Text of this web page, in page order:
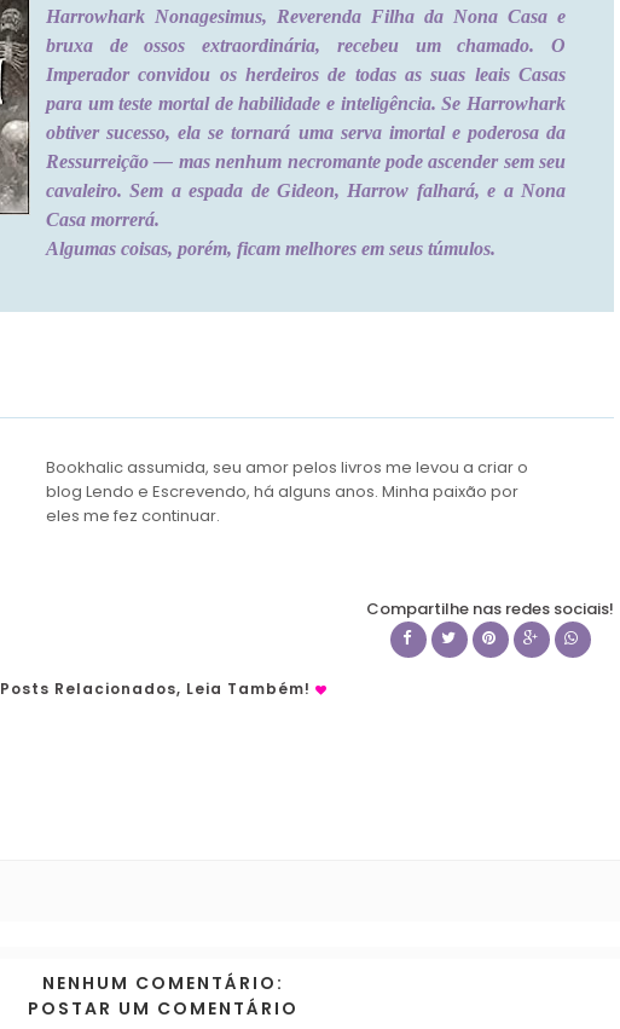
Harrowhark Nonagesimus, Reverenda Filha da Nona Casa e
bruxa de ossos extraordinária, recebeu um chamado. O
Imperador convidou os herdeiros de todas as suas leais Casas
para um teste mortal de habilidade e inteligência. Se Harrowhark
obtiver sucesso, ela se tornará uma serva imortal e poderosa da
Ressurreição ― mas nenhum necromante pode ascender sem seu
cavaleiro. Sem a espada de Gideon, Harrow falhará, e a Nona
Casa morrerá.
Algumas coisas, porém, ficam melhores em seus túmulos.
Bookhalic assumida, seu amor pelos livros me levou a criar o
blog Lendo e Escrevendo, há alguns anos. Minha paixão por
eles me fez continuar.
Compartilhe nas redes sociais!
Posts Relacionados, Leia Também!
NENHUM COMENTÁRIO:
POSTAR UM COMENTÁRIO